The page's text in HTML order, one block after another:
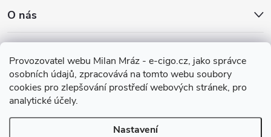
Provozovatel webu Milan Mráz - e-cigo.cz, jako správce
osobních údajů, zpracovává na tomto webu soubory
cookies pro zlepšování prostředí webových stránek, pro
analytické účely.
Nastavení
O nás
Facebook